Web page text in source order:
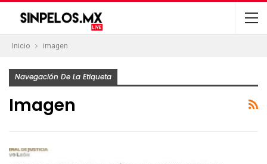
Inicio imagen
Navegación De La Etiqueta
Imagen